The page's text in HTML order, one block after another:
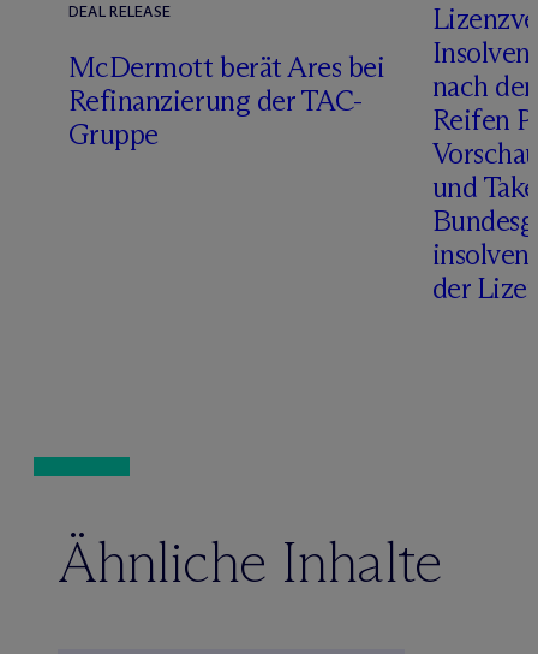
DEAL RELEASE
McDermott berät Ares bei
Refinanzierung der TAC-
Gruppe
nach
Reifen
und
der
Ähnliche Inhalte